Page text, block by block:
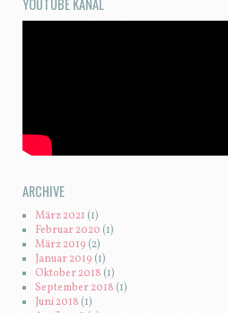
YOUTUBE KANAL
ARCHIVE
März 2021 (1)
Februar 2020 (1)
März 2019 (2)
Januar 2019 (1)
Oktober 2018(1)
September 2018 (1)
Juni 2018 (1)